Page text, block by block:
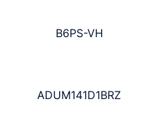
B6PS-VH
ADUM141D1BRZ